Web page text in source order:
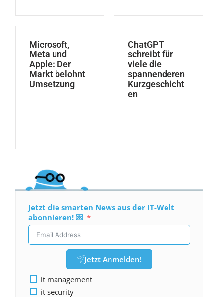
Microsoft,
Meta und
Apple: Der
Markt belohnt
Umsetzung
ChatGPT
schreibt für
viele die
spannenderen
Kurzgeschicht
en
Jetzt die smarten News aus der IT-Welt
abonnieren! 💌
Jetzt Anmelden!
it management
it security